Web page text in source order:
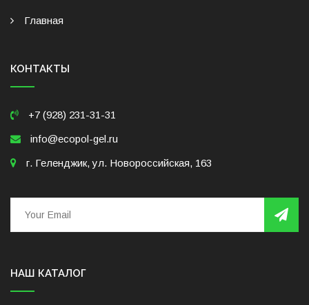
Главная
КОНТАКТЫ
+7 (928) 231-31-31
info@ecopol-gel.ru
г. Геленджик, ул. Новороссийская, 163
НАШ КАТАЛОГ